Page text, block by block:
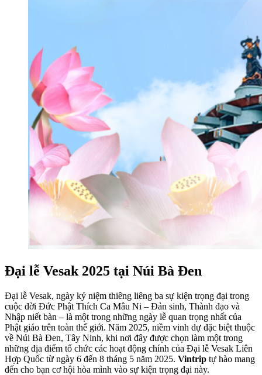
Đại lễ Vesak 2025 tại Núi Bà Đen
Đại lễ Vesak, ngày kỷ niệm thiêng liêng ba sự kiện trọng đại trong
cuộc đời Đức Phật Thích Ca Mâu Ni – Đản sinh, Thành đạo và
Nhập niết bàn – là một trong những ngày lễ quan trọng nhất của
Phật giáo trên toàn thế giới. Năm 2025, niềm vinh dự đặc biệt thuộc
về Núi Bà Đen, Tây Ninh, khi nơi đây được chọn làm một trong
những địa điểm tổ chức các hoạt động chính của Đại lễ Vesak Liên
Hợp Quốc từ ngày 6 đến 8 tháng 5 năm 2025. Vintrip tự hào mang
đến cho bạn cơ hội hòa mình vào sự kiện trọng đại này.